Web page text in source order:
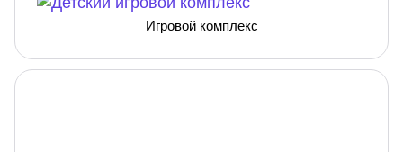
Игровой комплекс